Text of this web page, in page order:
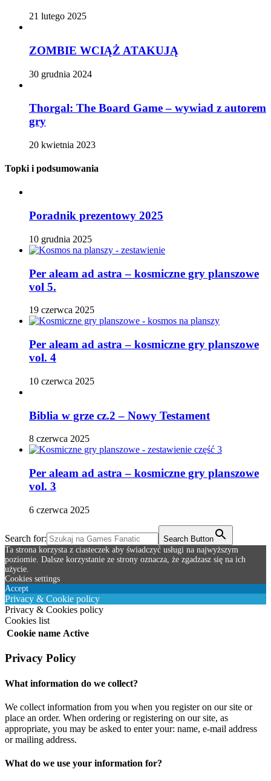
21 lutego 2025
ZOMBIE WCIĄŻ ATAKUJĄ
30 grudnia 2024
Thorgal: The Board Game – wywiad z autorem
gry
20 kwietnia 2023
Topki i podsumowania
Poradnik prezentowy 2025
10 grudnia 2025
Per aleam ad astra – kosmiczne gry planszowe
vol 5.
19 czerwca 2025
Per aleam ad astra – kosmiczne gry planszowe
vol. 4
10 czerwca 2025
Biblia w grze cz.2 – Nowy Testament
8 czerwca 2025
Per aleam ad astra – kosmiczne gry planszowe
vol. 3
6 czerwca 2025
Search for:
Search Button
Ta strona korzysta z ciasteczek aby świadczyć usługi na najwyższym
poziomie. Dalsze korzystanie ze strony oznacza, że zgadzasz się na ich
użycie.
Cookies settings
Accept
Privacy & Cookie policy
Privacy & Cookies policy
Cookies list
Cookie name Active
Privacy Policy
What information do we collect?
We collect information from you when you register on our site or
place an order. When ordering or registering on our site, as
appropriate, you may be asked to enter your: name, e-mail address
or mailing address.
What do we use your information for?